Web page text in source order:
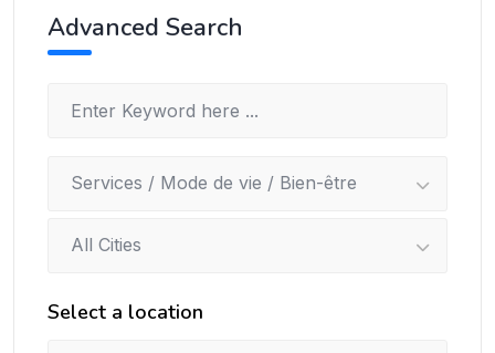
Advanced Search
Services / Mode de vie / Bien-être
All Cities
Select a location